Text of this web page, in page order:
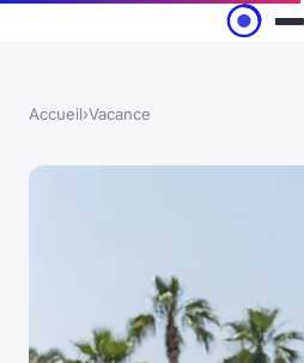
Accueil›Vacance